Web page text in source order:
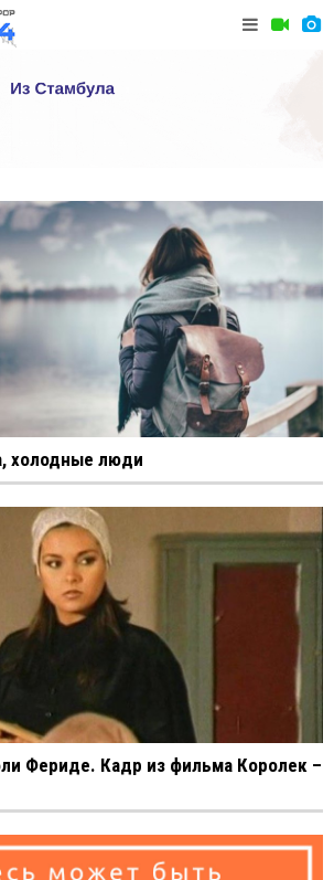
холодные люди
Фериде. Кадр из фильма Королек –